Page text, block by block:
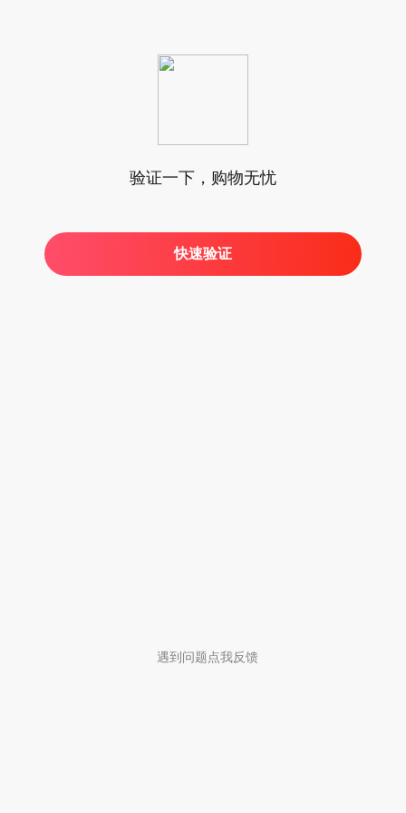
验证一下，购物无忧
快速验证
遇到问题点我反馈